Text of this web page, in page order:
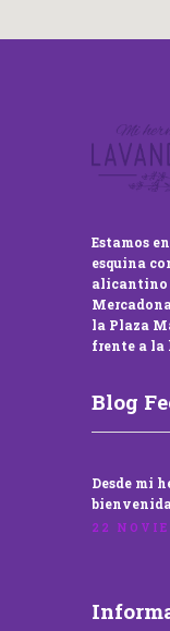
Estamos
esquina
alicantino
la Plaza
frente a la
Blog
Desde mi
22